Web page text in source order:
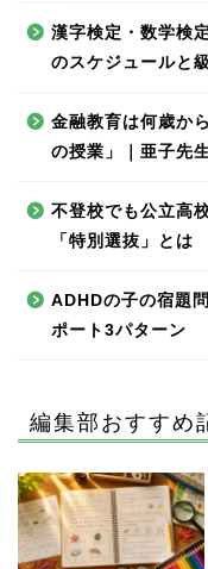
漢字検定・数学検
のスケジュールと
金融教育は何歳か
の授業」｜亜子先
不登校でも公立高
「特別選抜」とは
ADHDの子の宿題
ポート3パターン
編集部おすすめ